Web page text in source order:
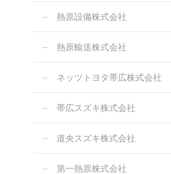
熱原設備株式会社
熱原輸送株式会社
ネッツトヨタ帯広株式会社
帯広スズキ株式会社
道央スズキ株式会社
第一熱原株式会社